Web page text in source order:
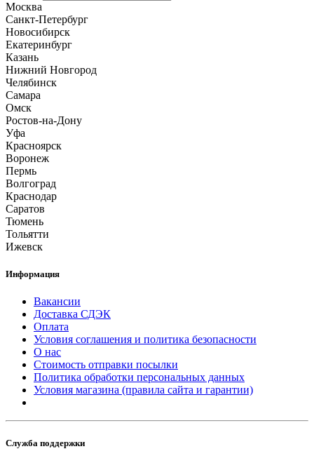
Москва
Санкт-Петербург
Новосибирск
Екатеринбург
Казань
Нижний Новгород
Челябинск
Самара
Омск
Ростов-на-Дону
Уфа
Красноярск
Воронеж
Пермь
Волгоград
Краснодар
Саратов
Тюмень
Тольятти
Ижевск
Информация
Вакансии
Доставка СДЭК
Оплата
Условия соглашения и политика безопасности
О нас
Стоимость отправки посылки
Политика обработки персональных данных
Условия магазина (правила сайта и гарантии)
Служба поддержки